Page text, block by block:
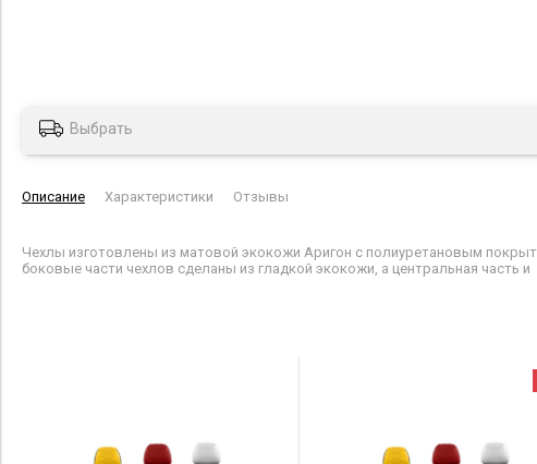
Выбрать
Описание Характеристики Отзывы
Чехлы изготовлены из матовой экокожи Аригон с полиуретановым
боковые части чехлов сделаны из гладкой экокожи, а центральная часть и